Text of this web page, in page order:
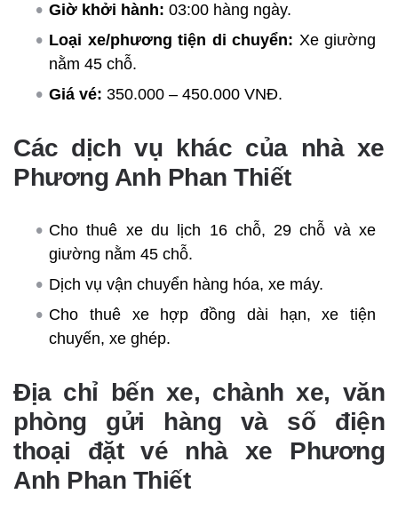
Giờ khởi hành: 03:00 hàng ngày.
Loại xe/phương tiện di chuyển: Xe giường
nằm 45 chỗ.
Giá vé: 350.000 – 450.000 VNĐ.
Các dịch vụ khác của nhà xe
Phương Anh Phan Thiết
Cho thuê xe du lịch 16 chỗ, 29 chỗ và xe
giường nằm 45 chỗ.
Dịch vụ vận chuyển hàng hóa, xe máy.
Cho thuê xe hợp đồng dài hạn, xe tiện
chuyến, xe ghép.
Địa chỉ bến xe, chành xe, văn
phòng gửi hàng và số điện
thoại đặt vé nhà xe Phương
Anh Phan Thiết